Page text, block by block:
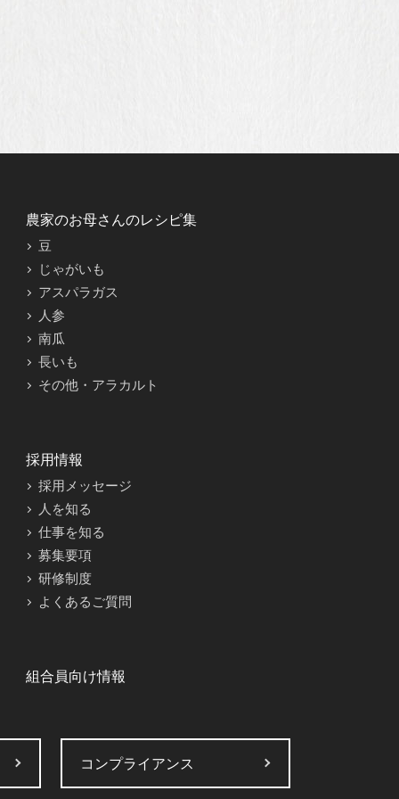
農家のお母さんのレシピ集
豆
じゃがいも
アスパラガス
人参
南瓜
長いも
その他・アラカルト
採用情報
採用メッセージ
人を知る
仕事を知る
募集要項
研修制度
よくあるご質問
組合員向け情報
コンプライアンス